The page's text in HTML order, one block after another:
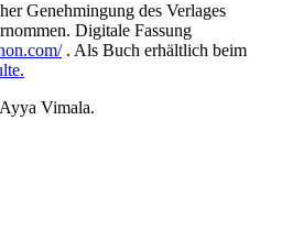
Genehmingung des Verlages
Digitale Fassung
. Als Buch erhältlich beim
Ayya Vimala.